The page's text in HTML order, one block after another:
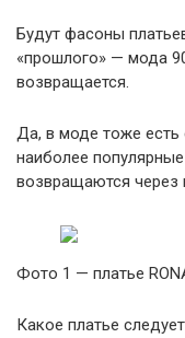
Будут фасоны
«прошлого» — мода
возвращается.
Да, в моде тоже есть
наиболее
возвращаются через
Фото 1 — платье
Какое платье